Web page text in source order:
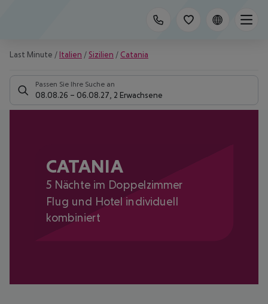
Last Minute / Italien / Sizilien / Catania
Passen Sie Ihre Suche an
08.08.26 – 06.08.27 2 Erwachsene
CATANIA
5 Nächte im Doppelzimmer
Flug und Hotel individuell
kombiniert